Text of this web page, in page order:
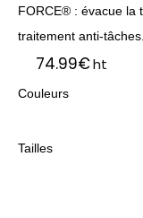
FORCE® : évacue la
traitement anti-tâches.
74.99€ht
Couleurs
Tailles